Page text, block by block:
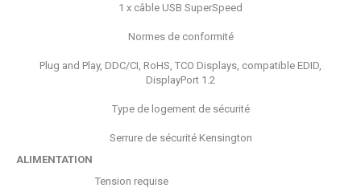
1 x câble USB SuperSpeed
Normes de conformité
Plug and Play, DDC/CI, RoHS, TCO Displays, compatible EDID,
DisplayPort 1.2
Type de logement de sécurité
Serrure de sécurité Kensington
ALIMENTATION
Tension requise